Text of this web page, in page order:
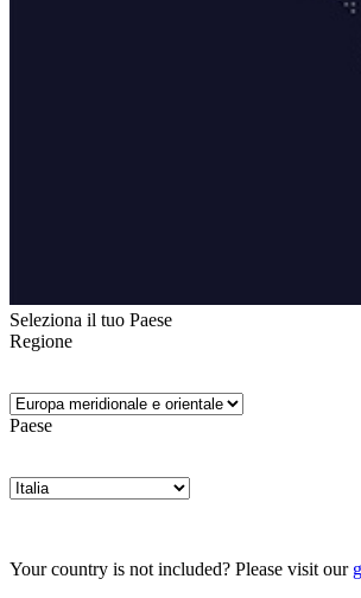
Seleziona il tuo Paese
Regione
Paese
Your country is not included? Please visit our